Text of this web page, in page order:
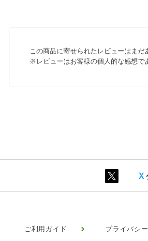
この商品に寄せられたレビューはまだ
※レビューはお客様の個人的な感想で
Ｘ
ご利用ガイド
プライバシ